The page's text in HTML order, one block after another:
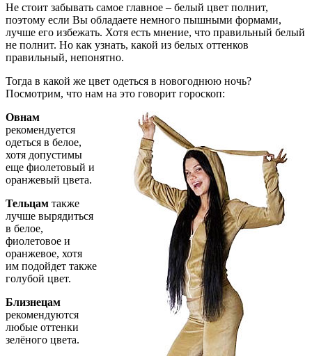
Не стоит забывать самое главное – белый цвет полнит,
поэтому если Вы обладаете немного пышными формами,
лучше его избежать. Хотя есть мнение, что правильный белый
не полнит. Но как узнать, какой из белых оттенков
правильный, непонятно.
Тогда в какой же цвет одеться в новогоднюю ночь?
Посмотрим, что нам на это говорит гороскоп:
Овнам
рекомендуется
одеться в белое,
хотя допустимы
еще фиолетовый и
оранжевый цвета.
Тельцам также
лучше вырядиться
в белое,
фиолетовое и
оранжевое, хотя
им подойдет также
голубой цвет.
Близнецам
рекомендуются
любые оттенки
зелёного цвета.